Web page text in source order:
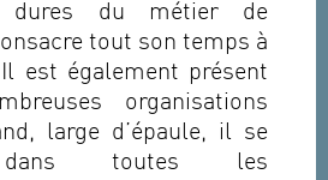
dures du métier de
tout son temps à
est également présent
organisations
large d’épaule, il se
dans toutes les